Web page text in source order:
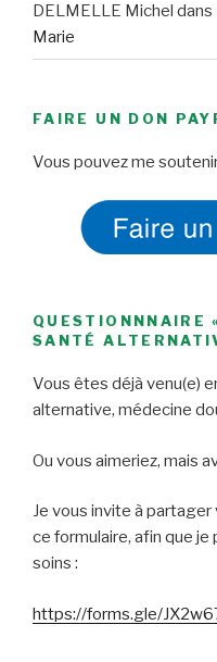
DELMELLE Michel dans
Marie
FAIRE UN DON
Vous pouvez me
QUESTIONNNAIRE
SANTÉ
Vous êtes déjà venu(e)
alternative, médecine
Ou vous aimeriez, mais
Je vous invite à
ce formulaire, afin que
soins :
https://forms.gle/